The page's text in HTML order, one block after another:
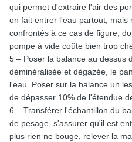
qui permet d'extraire l'air des
on fait entrer l'eau partout, mais
confrontés à ce cas de figure,
pompe à vide coûte bien trop
5 – Poser la balance au dessus
déminéralisée et dégazée, le
l'eau. Poser sur la balance un
de dépasser 10% de l'étendue
6 – Transférer l'échantillon du
de pesage, s'assurer qu'il est
plus rien ne bouge, relever la